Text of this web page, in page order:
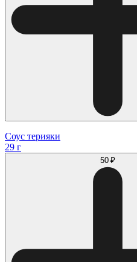
Соус терияки
29 г
50 ₽